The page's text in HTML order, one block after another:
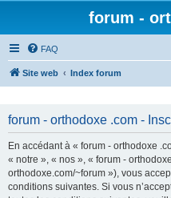
forum -
FAQ
Site web Index forum
forum - orthodoxe .com -
En accédant à « forum - orthodoxe
« notre », « nos », « forum -
orthodoxe.com/~forum »), vous
conditions suivantes. Si vous